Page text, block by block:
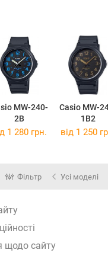
MW-240-
2B
Casio MW-
1B2
1 280 грн. від 1 250
Фільтр Усі моделі
щодо сайту